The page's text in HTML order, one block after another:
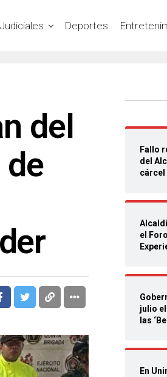
Judiciales Deportes
del
Fallo
del
cárcel
el
julio
las
En